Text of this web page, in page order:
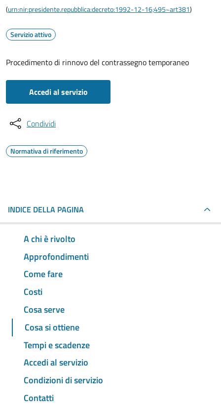
(urn:nir:presidente.repubblica:decreto:1992-12-16;495~art381)
Servizio attivo
Procedimento di rinnovo del contrassegno temporaneo
Accedi al servizio
Condividi
Normativa di riferimento
INDICE DELLA PAGINA
A chi è rivolto
Approfondimenti
Come fare
Costi
Cosa serve
Cosa si ottiene
Tempi e scadenze
Accedi al servizio
Condizioni di servizio
Contatti